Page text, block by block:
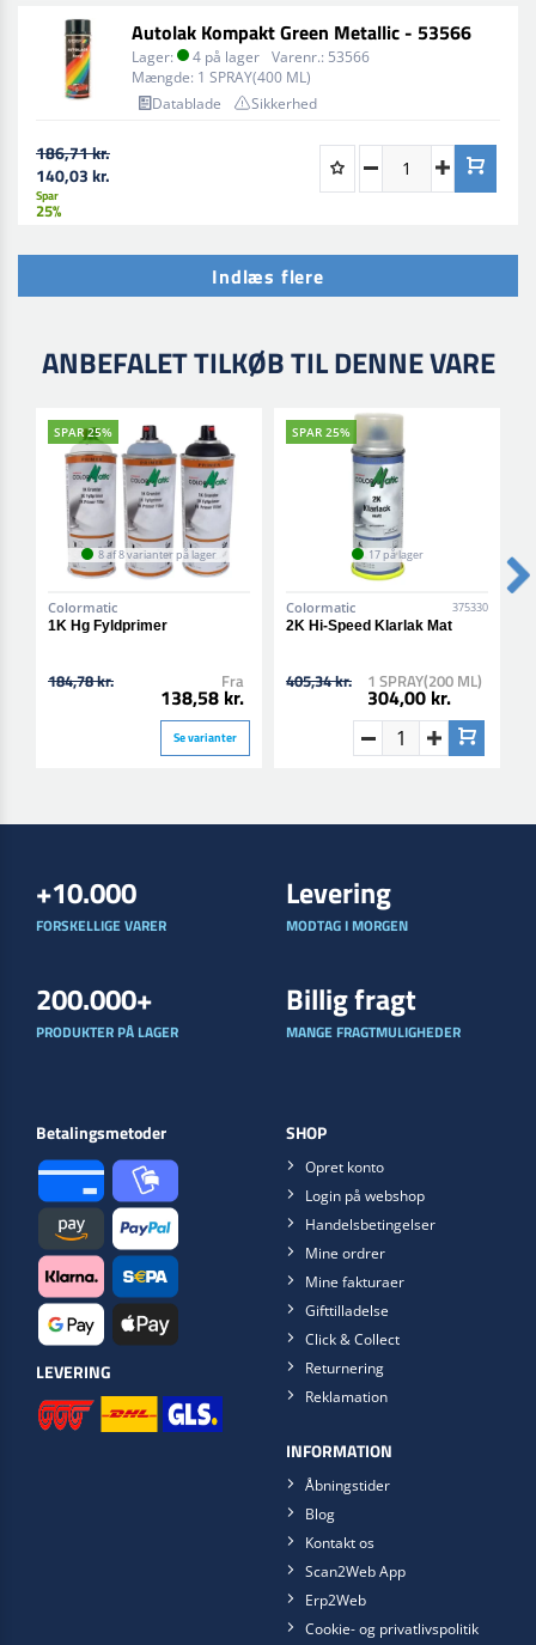
Autolak Kompakt Green Metallic - 53566
Lager: 4 på lager Varenr.: 53566
Mængde: 1 SPRAY(400 ML)
Datablade
Sikkerhed
186,71 kr.
140,03 kr.
Spar
25%
Indlæs flere
ANBEFALET TILKØB TIL DENNE VARE
SPAR 25%
8 af 8 varianter på lager
Colormatic
1K Hg Fyldprimer
184,78 kr. Fra
138,58 kr.
Se varianter
SPAR 25%
17 på lager
Colormatic 375330
2K Hi-Speed Klarlak Mat
405,34 kr. 1 SPRAY(200 ML)
304,00 kr.
+10.000
FORSKELLIGE VARER
Levering
MODTAG I MORGEN
200.000+
PRODUKTER PÅ LAGER
Billig fragt
MANGE FRAGTMULIGHEDER
Betalingsmetoder
LEVERING
SHOP
Opret konto
Login på webshop
Handelsbetingelser
Mine ordrer
Mine fakturaer
Gifttilladelse
Click & Collect
Returnering
Reklamation
INFORMATION
Åbningstider
Blog
Kontakt os
Scan2Web App
Erp2Web
Cookie- og privatlivspolitik